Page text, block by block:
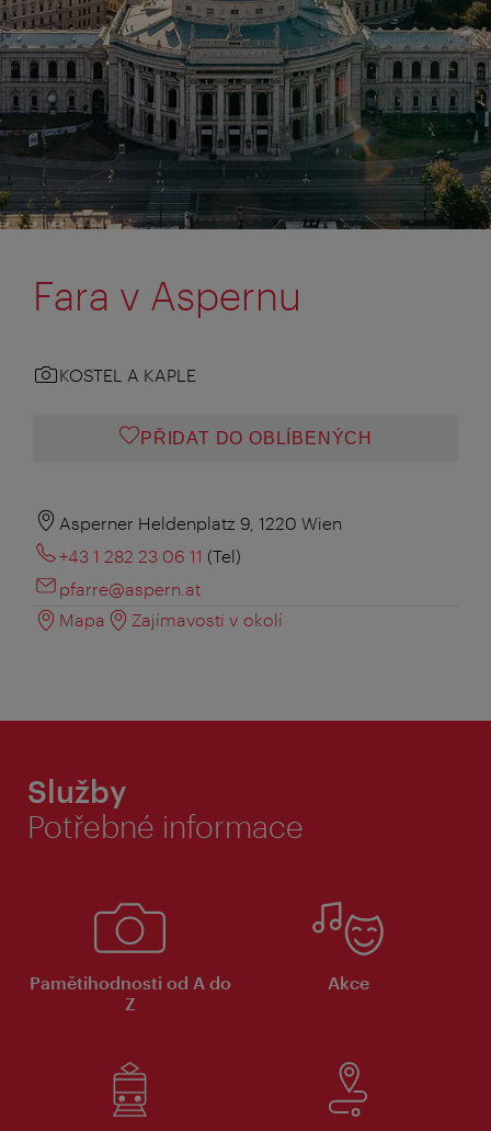
Fara v Aspernu
KOSTEL A KAPLE
PŘIDAT DO OBLÍBENÝCH
Asperner Heldenplatz 9, 1220 Wien
+43 1 282 23 06 11 (Tel)
pfarre@aspern.at
Mapa
Zajímavosti v okolí
Služby
Potřebné informace
Pamětihodnosti od A do
Z
Akce